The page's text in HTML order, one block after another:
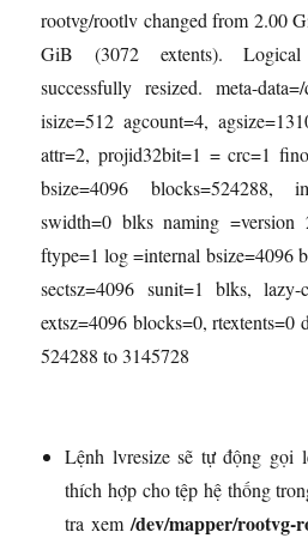
rootvg/rootlv changed from 2.00
GiB (3072 extents). Logical
successfully resized. meta-
isize=512 agcount=4,
attr=2, projid32bit=1 = crc=1
bsize=4096 blocks=524288,
swidth=0 blks naming =version
ftype=1 log =internal bsize=4096
sectsz=4096 sunit=1 blks,
extsz=4096 blocks=0, rtextents=0
524288 to 3145728
Lệnh lvresize sẽ tự động gọi
thích hợp cho tệp hệ thống
tra xem/dev/mapper/rootvg-